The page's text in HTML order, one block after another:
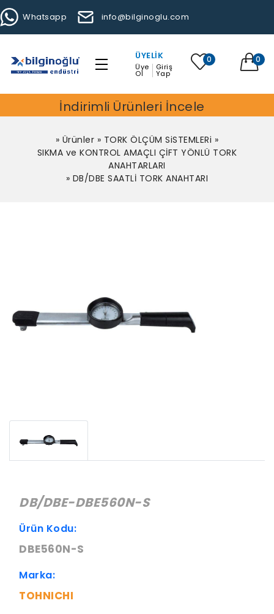
Whatsapp info@bilginoglu.com
ÜYELIK
Üye
Ol
Giriş
Yap
0 0
İndirimli Ürünleri İncele
» Ürünler » TORK ÖLÇÜM SiSTEMLERi »
SIKMA ve KONTROL AMAÇLI ÇİFT YÖNLÜ TORK
ANAHTARLARI
» DB/DBE SAATLİ TORK ANAHTARI
DB/DBE-DBE560N-S
Ürün Kodu:
DBE560N-S
Marka:
TOHNICHI